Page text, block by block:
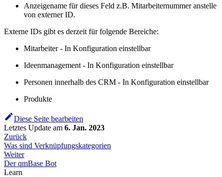
Anzeigename für dieses Feld z.B. Mitarbeiternummer anstelle
von externer ID.
Externe IDs gibt es derzeit für folgende Bereiche:
Mitarbeiter - In Konfiguration einstellbar
Ideenmanagement - In Konfiguration einstellbar
Personen innerhalb des CRM - In Konfiguration einstellbar
Produkte
Diese Seite bearbeiten
Letztes Update am 6. Jan. 2023
Zurück
Was sind Verknüpfungskategorien
Weiter
Der qmBase Bot
Learn